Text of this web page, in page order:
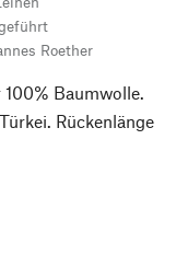
Roether
Baumwolle.
Rückenlänge